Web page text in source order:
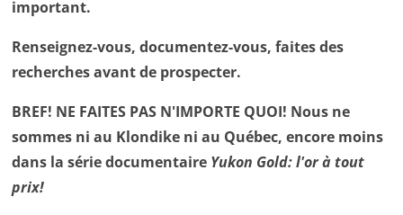
important.
Renseignez-vous, documentez-vous, faites des
recherches avant de prospecter.
BREF! NE FAITES PAS N'IMPORTE QUOI! Nous ne
sommes ni au Klondike ni au Québec, encore moins
dans la série documentaire Yukon Gold: l'or à tout
prix!